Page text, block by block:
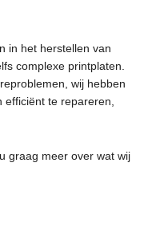
in het herstellen van
complexe printplaten.
wij hebben
te repareren,
graag meer over wat wij